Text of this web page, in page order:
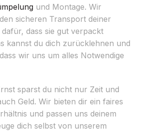
und Montage. Wir
sicheren Transport deiner
dass sie gut verpackt
kannst du dich zurücklehnen und
wir uns um alles Notwendige
sparst du nicht nur Zeit und
Geld. Wir bieten dir ein faires
und passen uns deinem
dich selbst von unserem